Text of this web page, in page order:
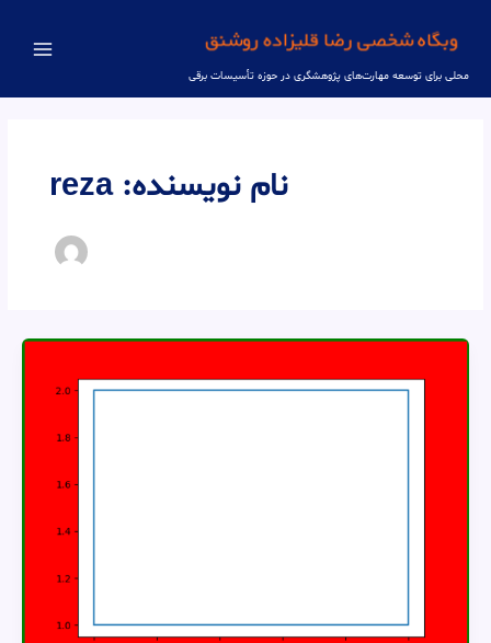
محلی برای توسعه مهارت‌های پژوهشگری در حوزه تأسیسات برقی
Main
Menu
نام نویسنده: reza